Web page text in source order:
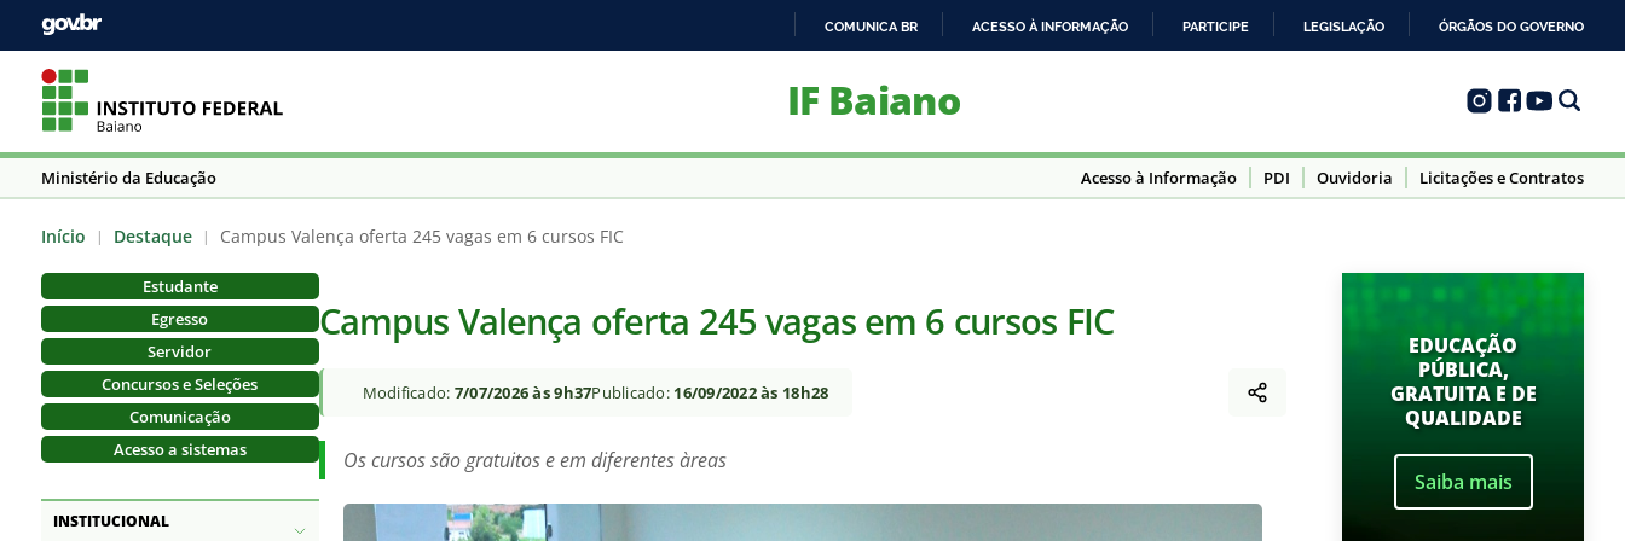
PARA
COMUNICA BR ACESSO À INFORMAÇÃO PARTICIPE LEGISLAÇÃO ÓRGÃOS DO GOVERNO
IF Baiano
Ministério da Educação Acesso à Informação PDI Ouvidoria Licitações e Contratos
Início | Destaque | Campus Valença oferta 245 vagas em 6 cursos FIC
Estudante
Egresso
Servidor
Concursos e Seleções
Comunicação
Acesso a sistemas
INSTITUCIONAL
Campus Valença oferta 245 vagas em 6 cursos FIC
Modificado: 7/07/2026 às 9h37Publicado: 16/09/2022 às 18h28
Os cursos são gratuitos e em diferentes àreas
EDUCAÇÃO
PÚBLICA,
GRATUITA E DE
QUALIDADE
Saiba mais